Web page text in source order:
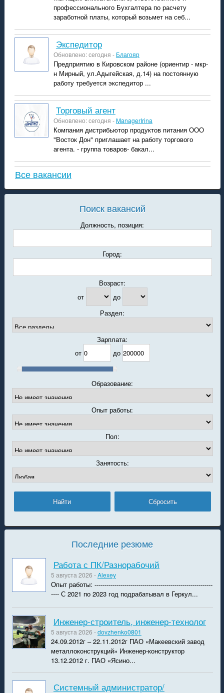
профессионального Бухгалтера по расчету
заработной платы, который возьмет на себ...
экспедитор
Обновлено: сегодня - Благояр
Предприятию в Кировском районе (ориентир - мкр-
н Мирный, ул.Адыгейская, д.14) на постоянную
работу требуется экспедитор ...
Торговый агент
Обновлено: сегодня -ManagerIrina
Компания дистрибьютор продуктов питания ООО
"Восток Дон" приглашает на работу торгового
агента. - группа товаров- бакал...
Все вакансии
Поиск вакансий
Должность, позиция:
Город:
Возраст:
от
до
Раздел:
Зарплата:
от
до
Образование:
Опыт работы:
Пол:
Занятость:
Последние резюме
Работа с ПК/Разнорабочий
5 августа 2026 -Alexey
Опыт работы: -----------------------------------------------------------
---- С 2021 по 2023 год подрабатывал в Геркул...
Инженер-строитель, инженер-технолог
5 августа 2026 -dovzhenko0801
24.09.2012г – 22.11.2012г ПАО «Макеевский завод
металлоконструкций» Инженер-конструктор
13.12.2012 г. ПАО «Ясино...
Системный администратор/